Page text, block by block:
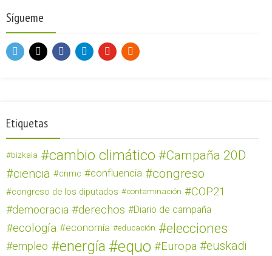
Sígueme
Etiquetas
bizkaia cambio climático
Campaña 20D
ciencia
cnmc confluencia congreso
congreso de los diputados contaminación COP21
democracia derechos Diario de campaña
ecología economía educación elecciones
empleo energía equo Europa euskadi